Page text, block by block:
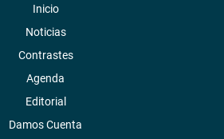
Inicio
Noticias
Contrastes
Agenda
Editorial
Damos Cuenta